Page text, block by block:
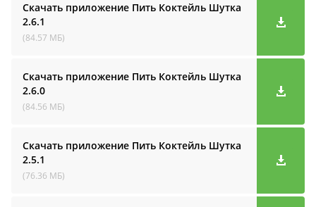
Скачать приложение Пить Коктейль Шутка
2.6.1
(84.57 МБ)
Скачать приложение Пить Коктейль Шутка
2.6.0
(84.56 МБ)
Скачать приложение Пить Коктейль Шутка
2.5.1
(76.36 МБ)